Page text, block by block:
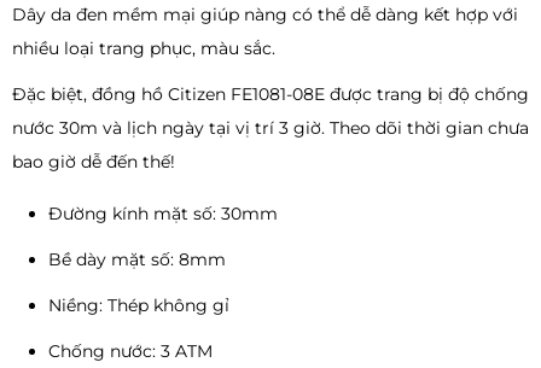
Dây da đen mềm mại giúp nàng có thể dễ dàng kết hợp với
nhiều loại trang phục, màu sắc.
Đặc biệt, đồng hồ Citizen FE1081-08E được trang bị độ chống
nước 30m và lịch ngày tại vị trí 3 giờ. Theo dõi thời gian chưa
bao giờ dễ đến thế!
Đường kính mặt số: 30mm
Bề dày mặt số: 8mm
Niềng: Thép không gỉ
Chống nước: 3 ATM